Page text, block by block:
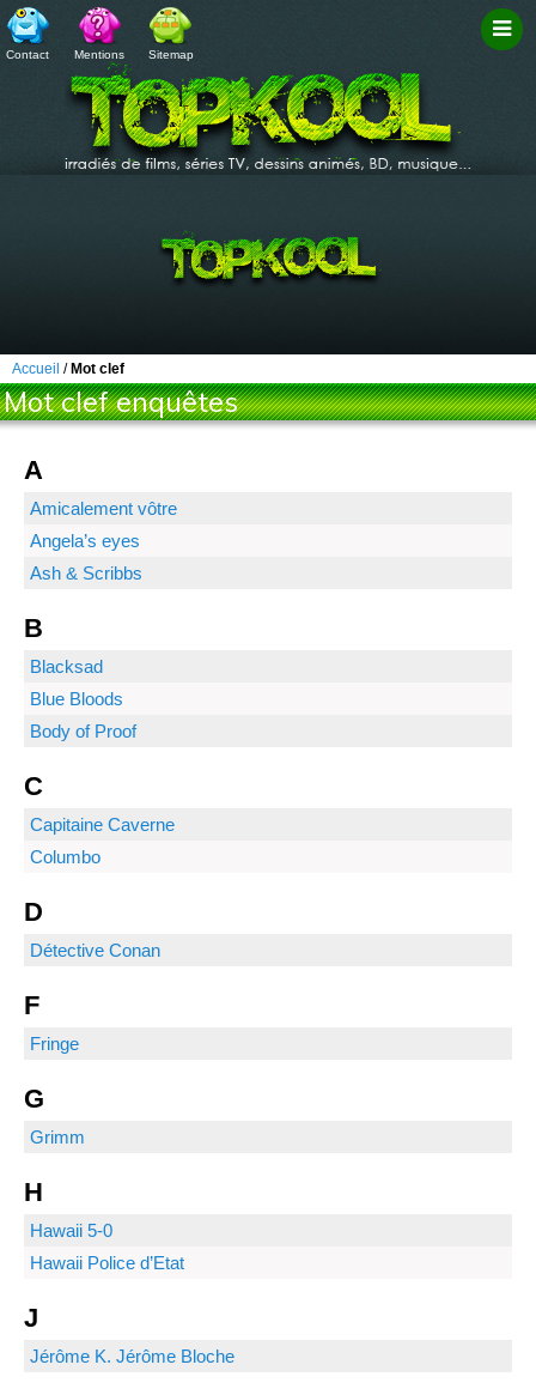
Contact Mentions Sitemap
Accueil / Mot clef
Mot clef enquêtes
A
Amicalement vôtre
Angela’s eyes
Ash & Scribbs
B
Blacksad
Blue Bloods
Body of Proof
C
Capitaine Caverne
Columbo
D
Détective Conan
F
Fringe
G
Grimm
H
Hawaii 5-0
Hawaii Police d’Etat
J
Jérôme K. Jérôme Bloche